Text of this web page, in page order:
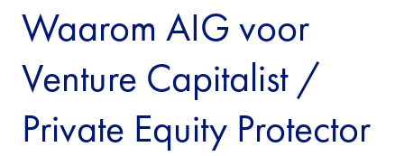
Waarom AIG voor
Venture Capitalist /
Private Equity Protector